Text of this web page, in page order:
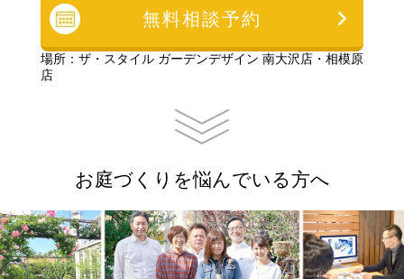
無料相談予約
場所：ザ・スタイル ガーデンデザイン 南大沢店・相模原
店
お庭づくりを悩んでいる方へ